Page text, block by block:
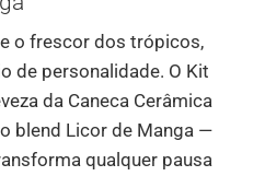
o frescor dos trópicos,
de personalidade. O Kit
da Caneca Cerâmica
blend Licor de Manga —
qualquer pausa